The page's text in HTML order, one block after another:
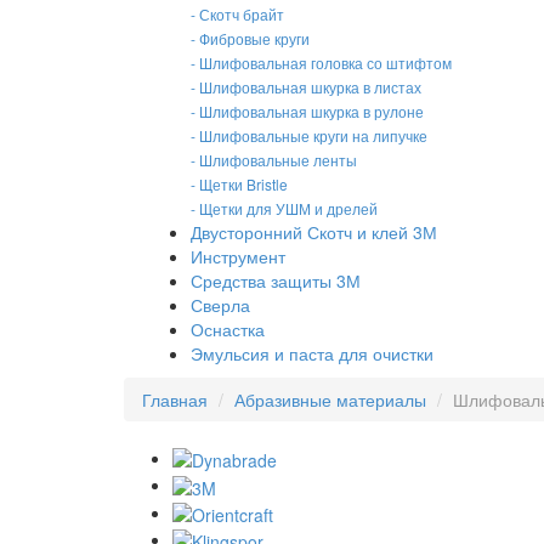
- Скотч брайт
- Фибровые круги
- Шлифовальная головка со штифтом
- Шлифовальная шкурка в листах
- Шлифовальная шкурка в рулоне
- Шлифовальные круги на липучке
- Шлифовальные ленты
- Щетки Bristle
- Щетки для УШМ и дрелей
Двусторонний Скотч и клей 3М
Инструмент
Средства защиты 3М
Сверла
Оснастка
Эмульсия и паста для очистки
Главная
Абразивные материалы